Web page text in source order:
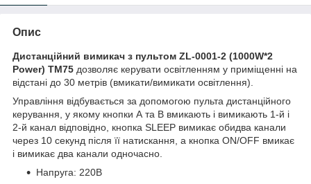
Опис
Дистанційний вимикач з пультом ZL-0001-2 (1000W*2
Power) TM75 дозволяє керувати освітленням у приміщенні на
відстані до 30 метрів (вмикати/вимикати освітлення)
Управління відбувається за допомогою пульта дистанційного
керування, у якому кнопки А та B вмикають і вимикають 1-й і
2-й канал відповідно, кнопка SLEEP вимикає обидва канали
через 10 секунд після її натискання, а кнопка ON/OFF вмикає
і вимикає два канали одночасно.
Напруга: 220В